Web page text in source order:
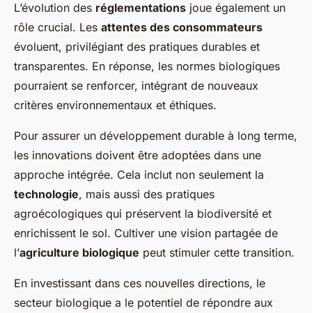
L’évolution des réglementations joue également un
rôle crucial. Les attentes des consommateurs
évoluent, privilégiant des pratiques durables et
transparentes. En réponse, les normes biologiques
pourraient se renforcer, intégrant de nouveaux
critères environnementaux et éthiques.
Pour assurer un développement durable à long terme,
les innovations doivent être adoptées dans une
approche intégrée. Cela inclut non seulement la
technologie, mais aussi des pratiques
agroécologiques qui préservent la biodiversité et
enrichissent le sol. Cultiver une vision partagée de
l’agriculture biologique peut stimuler cette transition.
En investissant dans ces nouvelles directions, le
secteur biologique a le potentiel de répondre aux